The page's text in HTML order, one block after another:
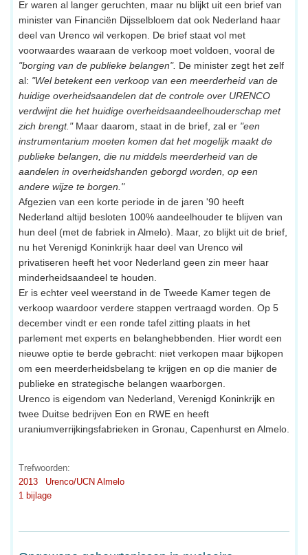
Er waren al langer geruchten, maar nu blijkt uit een brief van
minister van Financiën Dijsselbloem dat ook Nederland haar
deel van Urenco wil verkopen. De brief staat vol met
voorwaardes waaraan de verkoop moet voldoen, vooral de
"borging van de publieke belangen". De minister zegt het zelf
al: "Wel betekent een verkoop van een meerderheid van de
huidige overheidsaandelen dat de controle over URENCO
verdwijnt die het huidige overheidsaandeelhouderschap met
zich brengt."Maar daarom, staat in de brief, zal er "een
instrumentarium moeten komen dat het mogelijk maakt de
publieke belangen, die nu middels meerderheid van de
aandelen in overheidshanden geborgd worden, op een
andere wijze te borgen."
Afgezien van een korte periode in de jaren '90 heeft
Nederland altijd besloten 100% aandeelhouder te blijven van
hun deel (met de fabriek in Almelo). Maar, zo blijkt uit de brief,
nu het Verenigd Koninkrijk haar deel van Urenco wil
privatiseren heeft het voor Nederland geen zin meer haar
minderheidsaandeel te houden.
Er is echter veel weerstand in de Tweede Kamer tegen de
verkoop waardoor verdere stappen vertraagd worden. Op 5
december vindt er een ronde tafel zitting plaats in het
parlement met experts en belanghebbenden. Hier wordt een
nieuwe optie te berde gebracht: niet verkopen maar bijkopen
om een meerderheidsbelang te krijgen en op die manier de
publieke en strategische belangen waarborgen.
Urenco is eigendom van Nederland, Verenigd Koninkrijk en
twee Duitse bedrijven Eon en RWE en heeft
uraniumverrijkingsfabrieken in Gronau, Capenhurst en Almelo.
Trefwoorden:
2013
Urenco/UCN Almelo
1 bijlage